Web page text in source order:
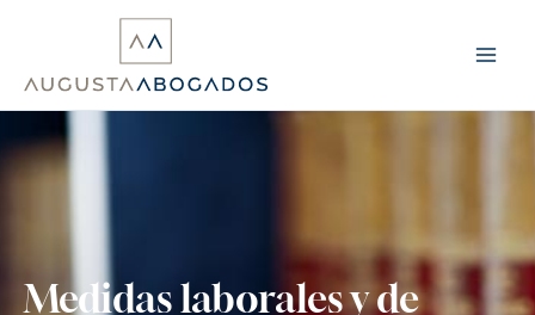
Medidas laborales y de